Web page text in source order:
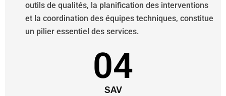
outils de qualités, la planification des interventions
et la coordination des équipes techniques, constitue
un pilier essentiel des services.
04
SAV